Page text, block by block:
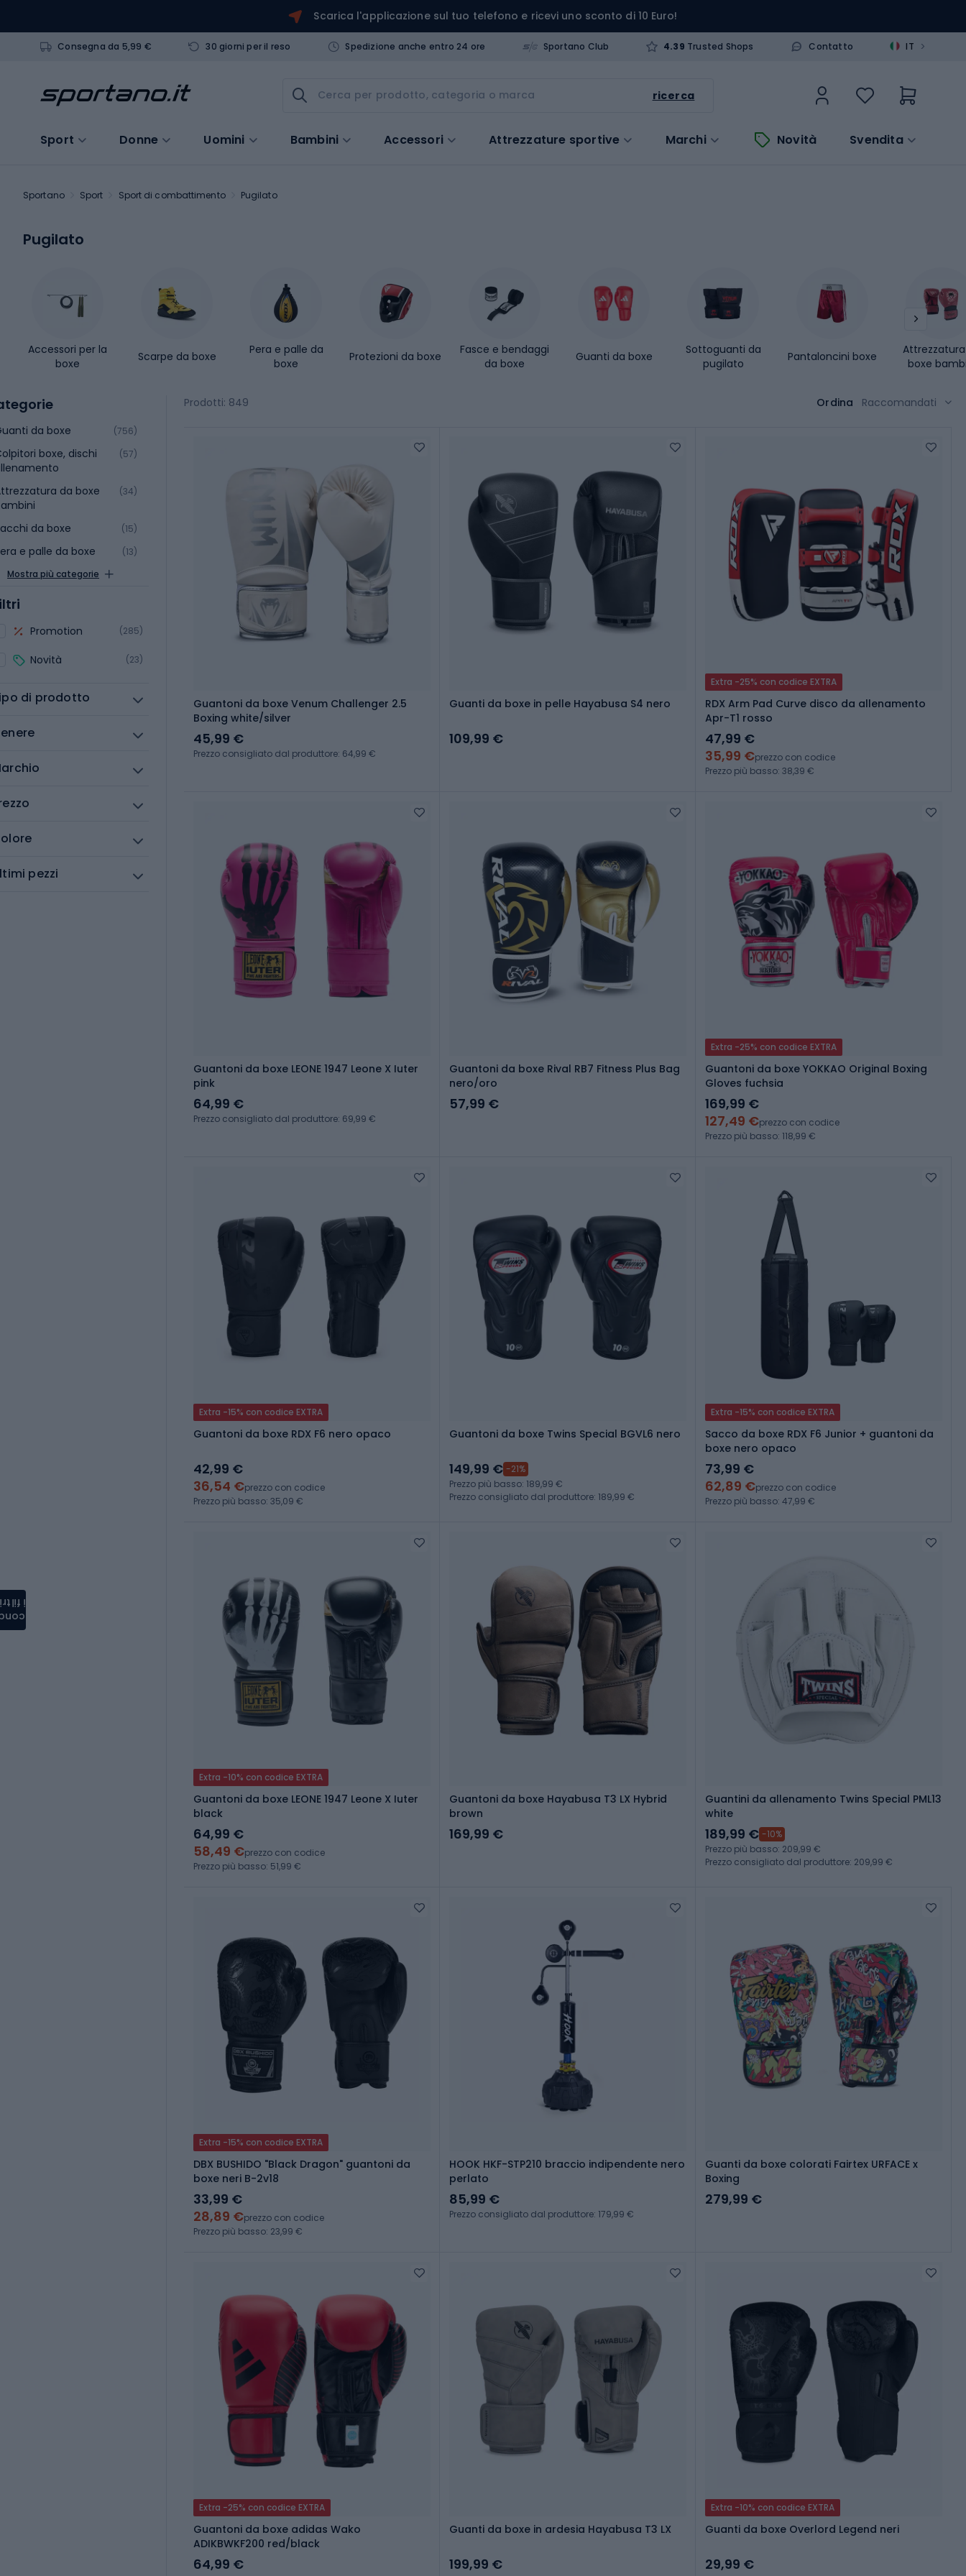
Scarica l'applicazione sul tuo telefono e ricevi uno sconto di 10 Euro!
Consegna da 5,99 € 30 giorni per il reso Spedizione anche entro 24 ore Sportano Club 4.39 Trusted Shops Contatto IT >
ricerca
Sport Donne Uomini Bambini Accessori Attrezzature sportive Marchi Novità Svendita
Sportano Sport Sport di combattimento Pugilato
Pugilato
Accessori per la
boxe
Scarpe da boxe
Pera e palle da
boxe
Protezioni da boxe
Fasce e bendaggi
da boxe
Guanti da boxe
Sottoguanti da
pugilato
Pantaloncini boxe
boxe
da boxe (756)
boxe, dischi
(57)
da boxe
(34)
da boxe (15)
e palle da boxe
(13)
Mostra più categorie
Promotion (285)
Novità (23)
di prodotto
pezzi
Prodotti: 849 Ordina Raccomandati
Guantoni da boxe Venum Challenger 2.5
Boxing white/silver
45,99 €
Prezzo consigliato dal produttore: 64,99 €
Guanti da boxe in pelle Hayabusa S4 nero
109,99 €
Extra -25% con codice EXTRA
RDX Arm Pad Curve disco da allenamento
Apr-T1 rosso
47,99 €
35,99 €prezzo con codice
Prezzo più basso: 38,39 €
Guantoni da boxe LEONE 1947 Leone X Iuter
pink
64,99 €
Prezzo consigliato dal produttore: 69,99 €
Guantoni da boxe Rival RB7 Fitness Plus Bag
nero/oro
57,99 €
Extra -25% con codice EXTRA
Guantoni da boxe YOKKAO Original Boxing
Gloves fuchsia
169,99 €
127,49 €prezzo con codice
Prezzo più basso: 118,99 €
Extra -15% con codice EXTRA
Guantoni da boxe RDX F6 nero opaco
42,99 €
36,54 €prezzo con codice
Prezzo più basso: 35,09 €
Guantoni da boxe Twins Special BGVL6 nero
149,99 € -21%
Prezzo più basso: 189,99 €
Prezzo consigliato dal produttore: 189,99 €
Extra -15% con codice EXTRA
Sacco da boxe RDX F6 Junior + guantoni da
boxe nero opaco
73,99 €
62,89 €prezzo con codice
Prezzo più basso: 47,99 €
Extra -10% con codice EXTRA
Guantoni da boxe LEONE 1947 Leone X Iuter
black
64,99 €
58,49 €prezzo con codice
Prezzo più basso: 51,99 €
Guantoni da boxe Hayabusa T3 LX Hybrid
brown
169,99 €
Guantini da allenamento Twins Special PML13
white
189,99 € -10%
Prezzo più basso: 209,99 €
Prezzo consigliato dal produttore: 209,99 €
Extra -15% con codice EXTRA
DBX BUSHIDO "Black Dragon" guantoni da
boxe neri B-2v18
33,99 €
28,89 €prezzo con codice
Prezzo più basso: 23,99 €
HOOK HKF-STP210 braccio indipendente nero
perlato
85,99 €
Prezzo consigliato dal produttore: 179,99 €
Guanti da boxe colorati Fairtex URFACE x
Boxing
279,99 €
Extra -25% con codice EXTRA
Guantoni da boxe adidas Wako
ADIKBWKF200 red/black
64,99 €
Guanti da boxe in ardesia Hayabusa T3 LX
199,99 €
Extra -10% con codice EXTRA
Guanti da boxe Overlord Legend neri
29,99 €
i filtri